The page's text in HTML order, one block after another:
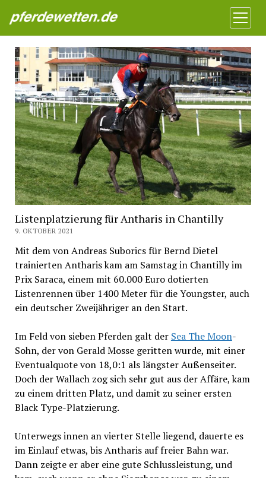
Pferdewetten News
Menü
öffnen
Listenplatzierung für Antharis in Chantilly
9. OKTOBER 2021
Mit dem von Andreas Suborics für Bernd Dietel
trainierten Antharis kam am Samstag in Chantilly im
Prix Saraca, einem mit 60.000 Euro dotierten
Listenrennen über 1400 Meter für die Youngster, auch
ein deutscher Zweijähriger an den Start.
Im Feld von sieben Pferden galt der Sea The Moon-
Sohn, der von Gerald Mosse geritten wurde, mit einer
Eventualquote von 18,0:1 als längster Außenseiter.
Doch der Wallach zog sich sehr gut aus der Affäre, kam
zu einem dritten Platz, und damit zu seiner ersten
Black Type-Platzierung.
Unterwegs innen an vierter Stelle liegend, dauerte es
im Einlauf etwas, bis Antharis auf freier Bahn war.
Dann zeigte er aber eine gute Schlussleistung, und